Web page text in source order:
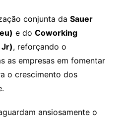
conjunta da Sauer
e do Coworking
, reforçando o
as empresas em fomentar
o crescimento dos
ansiosamente o